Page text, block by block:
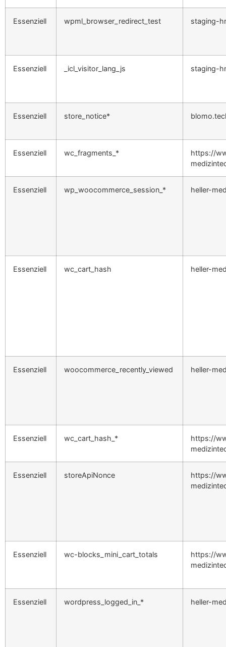
Essenziell wpml_browser_redirect_test staging-
Essenziell _icl_visitor_lang_js staging-
Essenziell store_notice*
Essenziell wc_fragments_*
https://
Essenziell wp_woocommerce_session_* heller-
Essenziell wc_cart_hash heller-
Essenziell woocommerce_recently_viewed heller-
Essenziell wc_cart_hash_*
https://
Essenziell storeApiNonce
https://
Essenziell wc-blocks_mini_cart_totals
https://
Essenziell wordpress_logged_in_* heller-